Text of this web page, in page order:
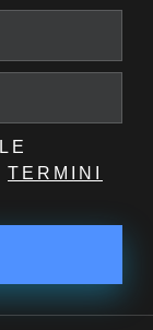
TERMINI